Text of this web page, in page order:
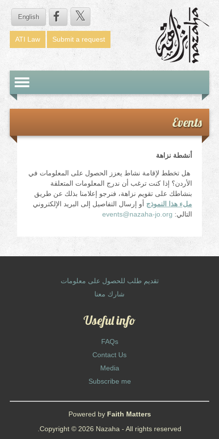
English
Submit a request
ATI Law
Toggle
Events
أنشطة نزاهة
هل تخطط لإقامة نشاط يعزز الحصول على المعلومات في
الأردن؟ إذا كنت ترغب أن ندرج المعلومات المتعلقة
بنشاطك على تقويم نزاهة، فنرجو إعلامنا بذلك عن طريق
ملء هذا النموذج أو إرسال التفاصيل إلى البريد الإلكتروني
التالي: events@nazaha-jo.org
تقديم طلب للحصول على معلومات
شارك معنا
Useful info
FAQs
Contact Us
Media
Subscribe me
Powered by Faith Matters
Copyright © 2026 Nazaha - All rights reserved.